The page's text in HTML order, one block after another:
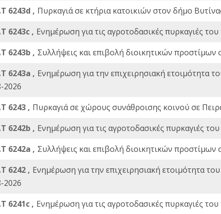
6243d , Πυρκαγιά σε κτήρια κατοικιών στον δήμο
6243c , Ενημέρωση για τις αγροτοδασικές πυρκαγιές
6243b , Συλλήψεις και επιβολή διοικητικών προστίμων
6243a , Ενημέρωση για την επιχειρησιακή
2026
6243 , Πυρκαγιά σε χώρους συνάθροισης κοινού σε
6242b , Ενημέρωση για τις αγροτοδασικές πυρκαγιές
6242a , Συλλήψεις και επιβολή διοικητικών προστίμων
6242 , Ενημέρωση για την επιχειρησιακή ετοιμότητα
2026
6241c , Ενημέρωση για τις αγροτοδασικές πυρκαγιές